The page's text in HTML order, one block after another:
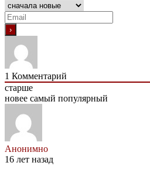
1 Комментарий
старше
новее самый популярный
Анонимно
16 лет назад